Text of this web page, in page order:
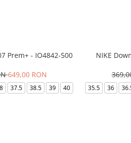
Prem+ - IO4842-500
649,00 RON
37.5 38.5 39 40
NIKE
35.5 36